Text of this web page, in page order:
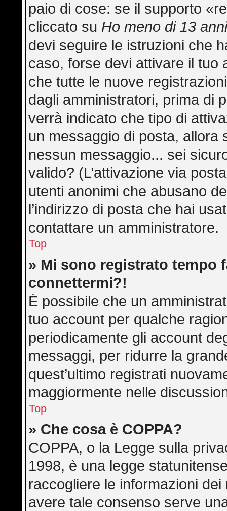
paio di cose: se il supporto
cliccato su Ho meno di 13
devi seguire le istruzioni che
caso, forse devi attivare il tuo
che tutte le nuove
dagli amministratori, prima di
verrà indicato che tipo di
un messaggio di posta, allora
nessun messaggio... sei
valido? (L’attivazione via
utenti anonimi che abusano
l’indirizzo di posta che hai
contattare un amministratore.
Top
» Mi sono registrato tempo
connettermi?!
È possibile che un
tuo account per qualche
periodicamente gli account
messaggi, per ridurre la
quest’ultimo registrati
maggiormente nelle
Top
» Che cosa è COPPA?
COPPA, o la Legge sulla
1998, è una legge
raccogliere le informazioni
avere tale consenso serve